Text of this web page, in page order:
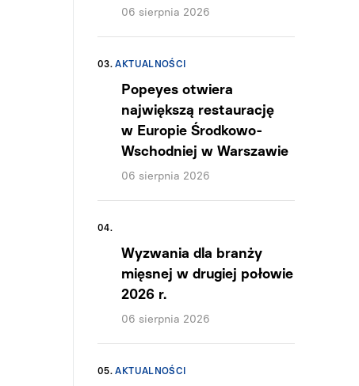
06 sierpnia 2026
03. AKTUALNOŚCI
Popeyes otwiera
największą restaurację
w Europie Środkowo-
Wschodniej w Warszawie
06 sierpnia 2026
04.
Wyzwania dla branży
mięsnej w drugiej połowie
2026 r.
06 sierpnia 2026
05. AKTUALNOŚCI